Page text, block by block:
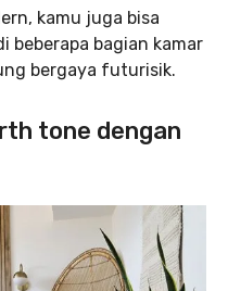
kamu juga bisa
beberapa bagian kamar
bergaya futurisik.
tone dengan